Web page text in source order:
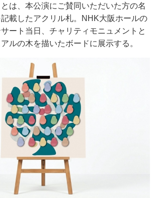
とは、本公演にご賛同いただいた方の名
載したアクリル札。NHK大阪ホールの
ート当日、チャリティモニュメントと
ルの木を描いたボードに展示する。